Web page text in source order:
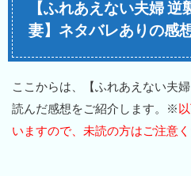
【ふれあえない夫婦
妻】ネタバレありの感
ここからは、【ふれあえない夫
読んだ感想をご紹介します。※
いますので、未読の方はご注意く